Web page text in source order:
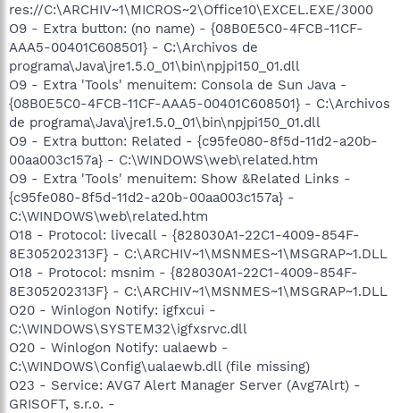
res://C:\ARCHIV~1\MICROS~2\Office10\EXCEL.EXE/3000
O9 - Extra button: (no name) - {08B0E5C0-4FCB-11CF-
AAA5-00401C608501} - C:\Archivos de
programa\Java\jre1.5.0_01\bin\npjpi150_01.dll
O9 - Extra 'Tools' menuitem: Consola de Sun Java -
{08B0E5C0-4FCB-11CF-AAA5-00401C608501} - C:\Archivos
de programa\Java\jre1.5.0_01\bin\npjpi150_01.dll
O9 - Extra button: Related - {c95fe080-8f5d-11d2-a20b-
00aa003c157a} - C:\WINDOWS\web\related.htm
O9 - Extra 'Tools' menuitem: Show &Related Links -
{c95fe080-8f5d-11d2-a20b-00aa003c157a} -
C:\WINDOWS\web\related.htm
O18 - Protocol: livecall - {828030A1-22C1-4009-854F-
8E305202313F} - C:\ARCHIV~1\MSNMES~1\MSGRAP~1.DLL
O18 - Protocol: msnim - {828030A1-22C1-4009-854F-
8E305202313F} - C:\ARCHIV~1\MSNMES~1\MSGRAP~1.DLL
O20 - Winlogon Notify: igfxcui -
C:\WINDOWS\SYSTEM32\igfxsrvc.dll
O20 - Winlogon Notify: ualaewb -
C:\WINDOWS\Config\ualaewb.dll (file missing)
O23 - Service: AVG7 Alert Manager Server (Avg7Alrt) -
GRISOFT, s.r.o. -